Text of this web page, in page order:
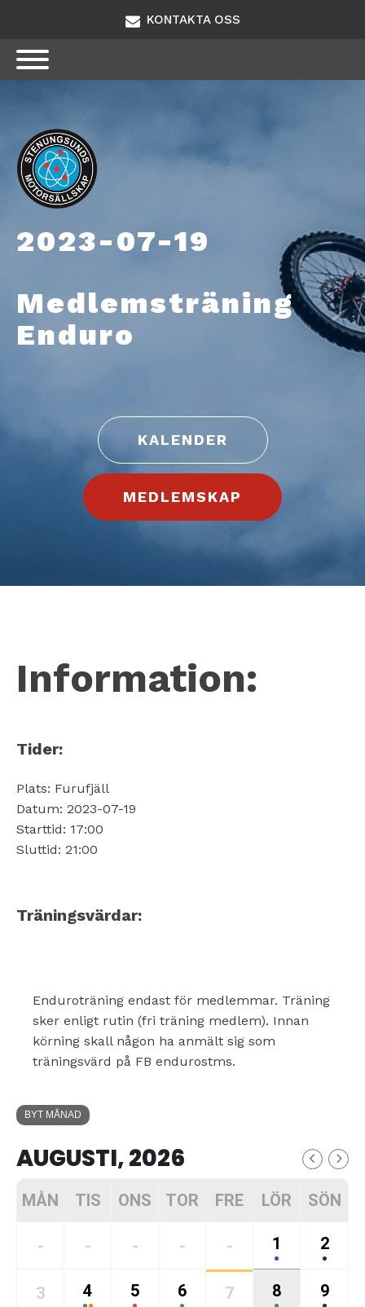
KONTAKTA OSS
2023-07-19
Medlemsträning
Enduro
KALENDER
MEDLEMSKAP
Information:
Tider:
Plats: Furufjäll
Datum: 2023-07-19
Starttid: 17:00
Sluttid: 21:00
Träningsvärdar:
Enduroträning endast för medlemmar. Träning
sker enligt rutin (fri träning medlem). Innan
körning skall någon ha anmält sig som
träningsvärd på FB endurostms.
BYT MÅNAD
AUGUSTI, 2026
MÅN TIS ONS TOR FRE LÖR SÖN
- - - - - 1 2
3 4 5 6 7 8 9